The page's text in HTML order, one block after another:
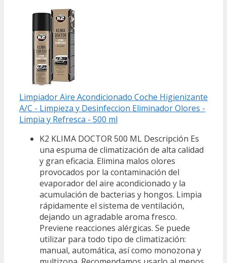
Limpiador Aire Acondicionado Coche Higienizante
A/C - Limpieza y Desinfeccion Eliminador Olores -
Limpia y Refresca - 500 ml
K2 KLIMA DOCTOR 500 ML Descripción Es
una espuma de climatización de alta calidad
y gran eficacia. Elimina malos olores
provocados por la contaminación del
evaporador del aire acondicionado y la
acumulación de bacterias y hongos. Limpia
rápidamente el sistema de ventilación,
dejando un agradable aroma fresco.
Previene reacciones alérgicas. Se puede
utilizar para todo tipo de climatización:
manual, automática, así como monozona y